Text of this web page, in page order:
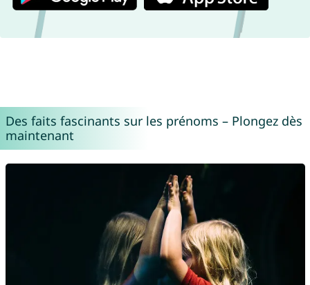
Des faits fascinants sur les prénoms – Plongez dès
maintenant